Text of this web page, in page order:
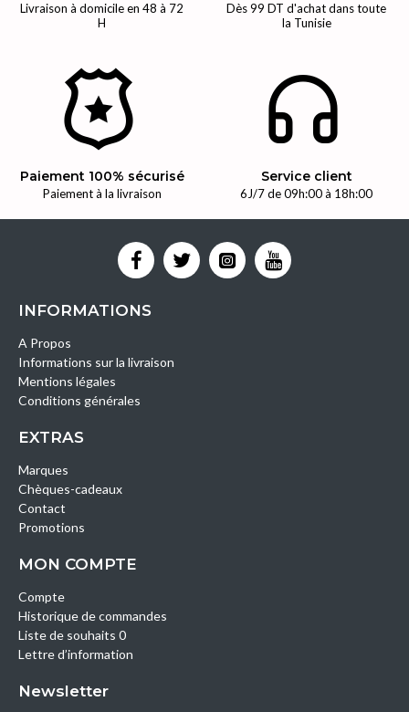
Livraison à domicile en 48 à 72
H
Dès 99 DT d'achat dans toute
la Tunisie
Paiement 100% sécurisé
Paiement à la livraison
Service client
6J/7 de 09h:00 à 18h:00
INFORMATIONS
A Propos
Informations sur la livraison
Mentions légales
Conditions générales
EXTRAS
Marques
Chèques-cadeaux
Contact
Promotions
MON COMPTE
Compte
Historique de commandes
Liste de souhaits 0
Lettre d’information
Newsletter